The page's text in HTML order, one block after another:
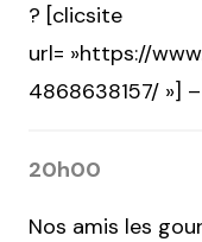
? [clicsite
url= »https://
4868638157/ »] –
20h00
Nos amis les